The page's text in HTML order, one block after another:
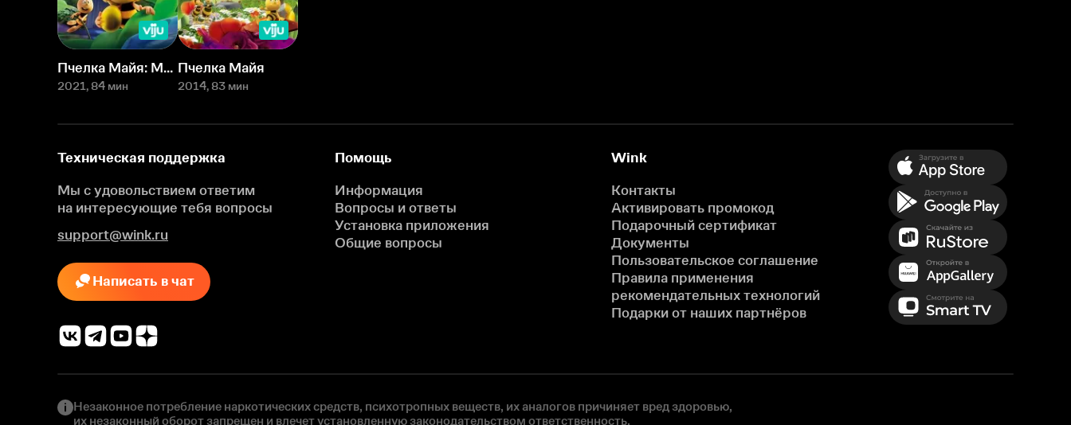
Пчелка Майя: Медовый движ
2021, 84 мин
Пчелка Майя
2014, 83 мин
Техническая поддержка
Мы с удовольствием ответим
на интересующие тебя вопросы
support@wink.ru
Написать в чат
Помощь
Информация
Вопросы и ответы
Установка приложения
Общие вопросы
Wink
Контакты
Активировать промокод
Подарочный сертификат
Документы
Пользовательское соглашение
Правила применения
рекомендательных технологий
Подарки от наших партнёров
Незаконное потребление наркотических средств, психотропных веществ, их аналогов причиняет вред здоровью,
их незаконный оборот запрещен и влечет установленную законодательством ответственность.